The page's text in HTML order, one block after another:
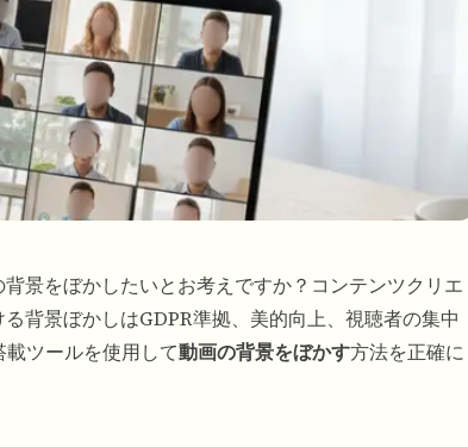
景をぼかしたいとお考えですか？コンテンツクリエ
背景ぼかしはGDPR準拠、美的向上、視聴者の集中
ツールを使用して動画の背景をぼかす方法を正確に